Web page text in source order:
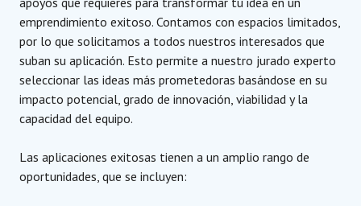
emprendimiento exitoso. Contamos con espacios limitados,
por lo que solicitamos a todos nuestros interesados que
suban su aplicación. Esto permite a nuestro jurado experto
seleccionar las ideas más prometedoras basándose en su
impacto potencial, grado de innovación, viabilidad y la
capacidad del equipo.
Las aplicaciones exitosas tienen a un amplio rango de
oportunidades, que se incluyen: